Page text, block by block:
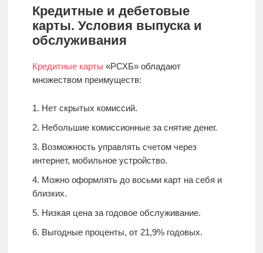
Кредитные и дебетовые
карты. Условия выпуска и
обслуживания
Кредитные карты «РСХБ» обладают
множеством преимуществ:
Нет скрытых комиссий.
Небольшие комиссионные за снятие денег.
Возможность управлять счетом через
интернет, мобильное устройство.
Можно оформлять до восьми карт на себя и
близких.
Низкая цена за годовое обслуживание.
Выгодные проценты, от 21,9% годовых.